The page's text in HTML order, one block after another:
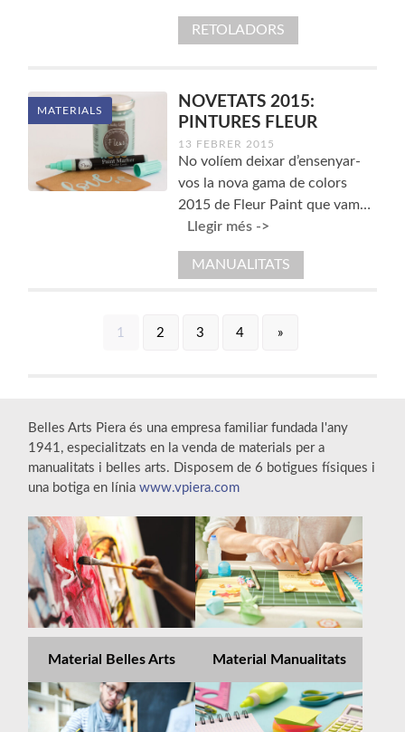
RETOLADORS
MATERIALS
NOVETATS 2015:
PINTURES FLEUR
13 FEBRER 2015
No volíem deixar d’ensenyar-
vos la nova gama de colors
2015 de Fleur Paint que vam…
Llegir més ->
MANUALITATS
1 2 3 4 »
Belles Arts Piera és una empresa familiar fundada l'any
1941, especialitzats en la venda de materials per a
manualitats i belles arts. Disposem de 6 botigues físiques i
una botiga en líniawww.vpiera.com
Material Belles Arts Material Manualitats